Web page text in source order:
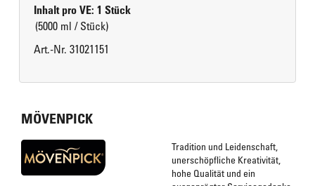
Inhalt pro VE: 1 Stück
(5000 ml / Stück)
Art.-Nr. 31021151
MÖVENPICK
Tradition und Leidenschaft,
unerschöpfliche Kreativität,
hohe Qualität und ein